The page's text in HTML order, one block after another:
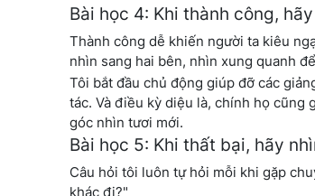
Bài học 4: Khi thành công,
Thành công dễ khiến người ta kiêu
nhìn sang hai bên, nhìn xung quanh
Tôi bắt đầu chủ động giúp đỡ các
tác. Và điều kỳ diệu là, chính họ cũng
góc nhìn tươi mới.
Bài học 5: Khi thất bại, hãy
Câu hỏi tôi luôn tự hỏi mỗi khi gặp
khác đi?"